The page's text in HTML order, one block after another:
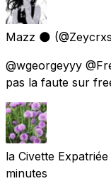
Mazz 🌑
@wgeorgeyyy
pas la faute sur
la Civette Expatriée
minutes